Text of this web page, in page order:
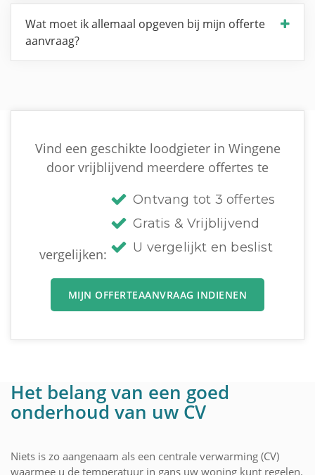
Wat moet ik allemaal opgeven bij mijn offerte
aanvraag?
Vind een geschikte loodgieter in Wingene
door vrijblijvend meerdere offertes te
vergelijken:
Ontvang tot 3 offertes
Gratis & Vrijblijvend
U vergelijkt en beslist
MIJN OFFERTEAANVRAAG INDIENEN
Het belang van een goed
onderhoud van uw CV
Niets is zo aangenaam als een centrale verwarming (CV)
waarmee u de temperatuur in gans uw woning kunt regelen.